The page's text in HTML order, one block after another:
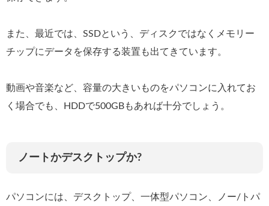
また、最近では、SSDという、ディスクではなくメモリー
チップにデータを保存する装置も出てきています。
動画や音楽など、容量の大きいものをパソコンに入れてお
く場合でも、HDDで500GBもあれば十分でしょう。
ノートかデスクトップか?
パソコンには、デスクトップ、一体型パソコン、ノー/トパ